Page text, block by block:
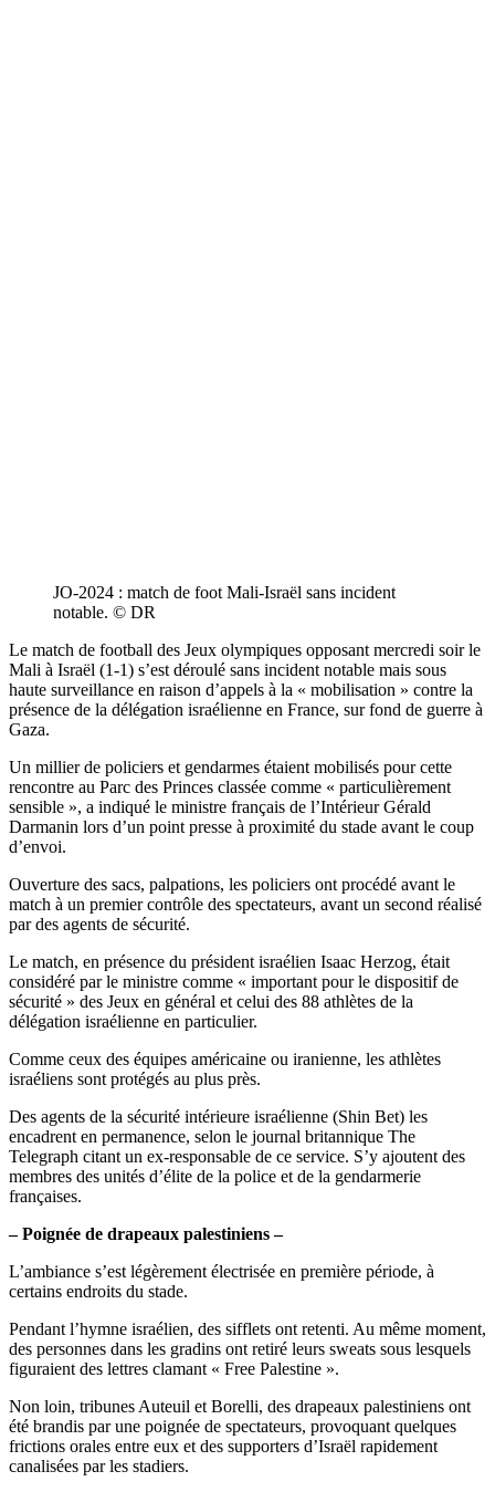
JO-2024 : match de foot Mali-Israël sans incident
notable. © DR
Le match de football des Jeux olympiques opposant mercredi soir le
Mali à Israël (1-1) s’est déroulé sans incident notable mais sous
haute surveillance en raison d’appels à la « mobilisation » contre la
présence de la délégation israélienne en France, sur fond de guerre à
Gaza.
Un millier de policiers et gendarmes étaient mobilisés pour cette
rencontre au Parc des Princes classée comme « particulièrement
sensible », a indiqué le ministre français de l’Intérieur Gérald
Darmanin lors d’un point presse à proximité du stade avant le coup
d’envoi.
Ouverture des sacs, palpations, les policiers ont procédé avant le
match à un premier contrôle des spectateurs, avant un second réalisé
par des agents de sécurité.
Le match, en présence du président israélien Isaac Herzog, était
considéré par le ministre comme « important pour le dispositif de
sécurité » des Jeux en général et celui des 88 athlètes de la
délégation israélienne en particulier.
Comme ceux des équipes américaine ou iranienne, les athlètes
israéliens sont protégés au plus près.
Des agents de la sécurité intérieure israélienne (Shin Bet) les
encadrent en permanence, selon le journal britannique The
Telegraph citant un ex-responsable de ce service. S’y ajoutent des
membres des unités d’élite de la police et de la gendarmerie
françaises.
– Poignée de drapeaux palestiniens –
L’ambiance s’est légèrement électrisée en première période, à
certains endroits du stade.
Pendant l’hymne israélien, des sifflets ont retenti. Au même moment,
des personnes dans les gradins ont retiré leurs sweats sous lesquels
figuraient des lettres clamant « Free Palestine ».
Non loin, tribunes Auteuil et Borelli, des drapeaux palestiniens ont
été brandis par une poignée de spectateurs, provoquant quelques
frictions orales entre eux et des supporters d’Israël rapidement
canalisées par les stadiers.